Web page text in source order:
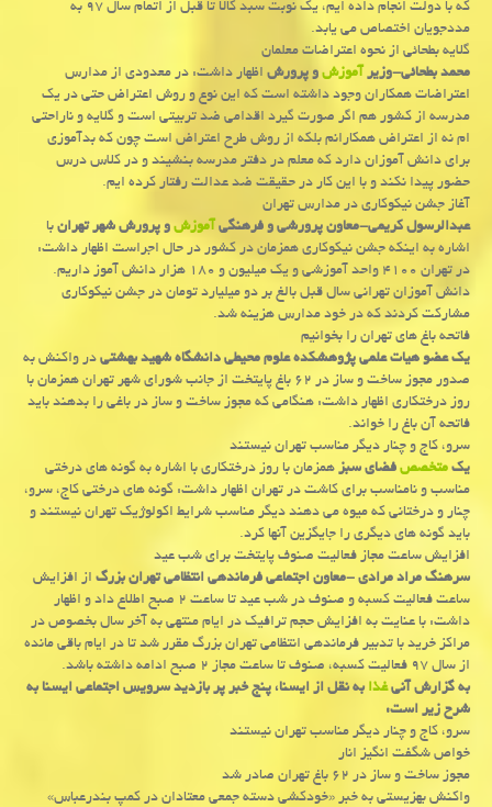
كه با دولت انجام داده ایم، یك نوبت سبد كالا تا قبل از اتمام سال ۹۷ به
مددجویان اختصاص می یابد.
گلایه بطحائی از نحوه اعتراضات معلمان
محمد بطحائی-وزیرآموزشو پرورشاظهار داشت: در معدودی از مدارس
اعتراضات همكاران وجود داشته است كه این نوع و روش اعتراض حتی در یك
مدرسه از كشور هم اگر صورت گیرد اقدامی ضد تربیتی است و گلایه و ناراحتی
ام نه از اعتراض همكارانم بلكه از روش طرح اعتراض است چون كه بدآموزی
برای دانش آموزان دارد كه معلم در دفتر مدرسه بنشیند و در كلاس درس
حضور پیدا نكند و با این كار در حقیقت ضد عدالت رفتار كرده ایم.
آغاز جشن نیكوكاری در مدارس تهران
عبدالرسول كریمی-معاون پرورشی و فرهنگیآموزشو پرورش شهر تهرانبا
اشاره به اینكه جشن نیكوكاری همزمان در كشور در حال اجراست اظهار داشت:
در تهران ۴۱۰۰ واحد آموزشی و یك میلیون و ۱۸۰ هزار دانش آموز داریم.
دانش آموزان تهرانی سال قبل بالغ بر دو میلیارد تومان در جشن نیكوكاری
مشاركت كردند كه در خود مدارس هزینه شد.
فاتحه باغ های تهران را بخوانیم
یك عضو هیات علمی پژوهشكده علوم محیطی دانشگاه شهید بهشتیدر واكنش به
صدور مجوز ساخت و ساز در ۶۲ باغ پایتخت از جانب شورای شهر تهران همزمان با
روز درختكاری اظهار داشت: هنگامی كه مجوز ساخت و ساز در باغی را بدهند باید
فاتحه آن باغ را خواند.
سرو، كاج و چنار دیگر مناسب تهران نیستند
یكمتخصصفضای سبزهمزمان با روز درختكاری با اشاره به گونه های درختی
مناسب و نامناسب برای كاشت در تهران اظهار داشت: گونه های درختی كاج، سرو،
چنار و درختانی كه میوه می دهند دیگر مناسب شرایط اكولوژیك تهران نیستند و
باید گونه های دیگری را جایگزین آنها كرد.
افزایش ساعت مجاز فعالیت صنوف پایتخت برای شب عید
سرهنگ مراد مرادی -معاون اجتماعی فرماندهی انتظامی تهران بزرگاز افزایش
ساعت فعالیت كسبه و صنوف در شب عید تا ساعت ۲ صبح اطلاع داد و اظهار
داشت: با عنایت به افزایش حجم ترافیك در ایام منتهی به آخر سال بخصوص در
مراكز خرید با تدبیر فرماندهی انتظامی تهران بزرگ مقرر شد تا در ایام باقی مانده
از سال ۹۷ فعالیت كسبه، صنوف تا ساعت مجاز ۲ صبح ادامه داشته باشد.
به گزارش آنیغذابه نقل از ایسنا، پنج خبر پر بازدید سرویس اجتماعی ایسنا به
شرح زیر است:
سرو، كاج و چنار دیگر مناسب تهران نیستند
خواص شگفت انگیز انار
مجوز ساخت و ساز در ۶۲ باغ تهران صادر شد
واكنش بهزیستی به خبر «خودكشی دسته جمعی معتادان در كمپ بندرعباس»